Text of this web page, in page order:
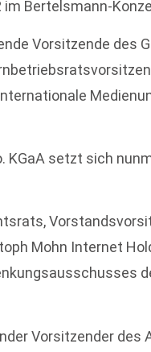
Bertelsmann-
Vorsitzende des
KGaA setzt sich
Mohn Internet
Vorsitzender